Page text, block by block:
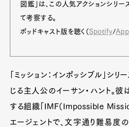
図鑑」は、この人気アクションシリ
て考察する。
ポッドキャスト版を聴く（Spotify/
「ミッション：インポッシブル」シリ
じる主人公のイーサン・ハント。
する組織「IMF（Impossible
エージェントで、文字通り難易度